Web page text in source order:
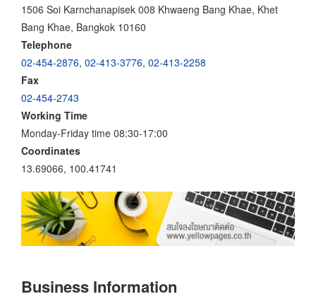
1506 Soi Karnchanapisek 008 Khwaeng Bang Khae, Khet
Bang Khae, Bangkok 10160
Telephone
02-454-2876, 02-413-3776, 02-413-2258
Fax
02-454-2743
Working Time
Monday-Friday time 08:30-17:00
Coordinates
13.69066, 100.41741
Business Information